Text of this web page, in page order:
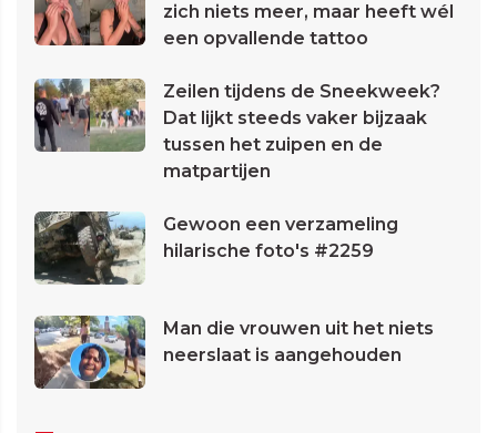
zich niets meer, maar heeft wél
een opvallende tattoo
Zeilen tijdens de Sneekweek?
Dat lijkt steeds vaker bijzaak
tussen het zuipen en de
matpartijen
Gewoon een verzameling
hilarische foto's #2259
Man die vrouwen uit het niets
neerslaat is aangehouden